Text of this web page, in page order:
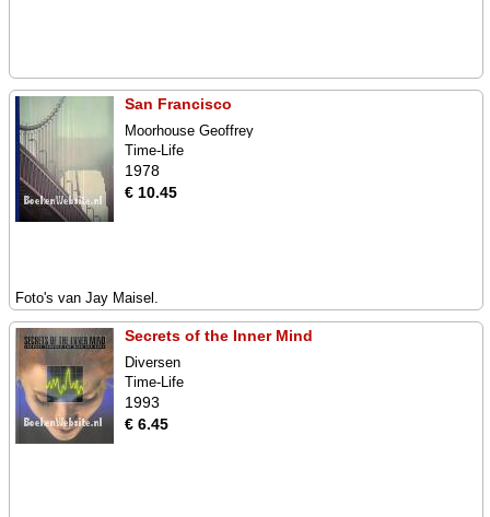
San Francisco
Moorhouse Geoffrey
Time-Life
1978
€ 10.45
Foto's van Jay Maisel.
Secrets of the Inner Mind
Diversen
Time-Life
1993
€ 6.45